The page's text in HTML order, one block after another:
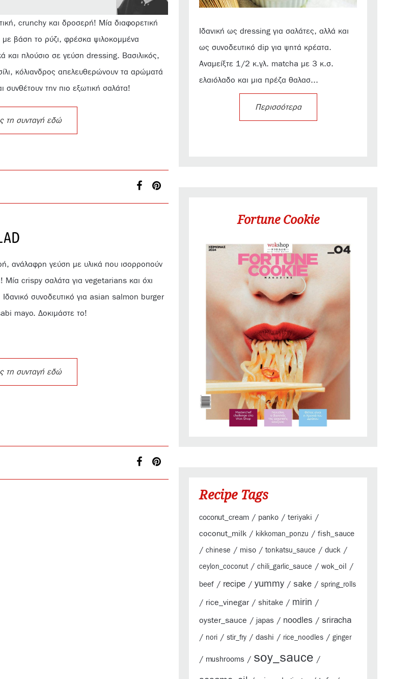
crunchy και δροσερή! Μία διαφορετική
με βάση το ρύζι, φρέσκα ψιλοκομμένα
και πλούσιο σε γεύση dressing. Βασιλικός,
κόλιανδρος απελευθερώνουν τα αρώματά
συνθέτουν την πιο εξωτική σαλάτα!
τη συνταγή εδώ
ανάλαφρη γεύση με υλικά που ισορροπούν
Μία crispy σαλάτα για vegetarians και όχι
συνοδευτικό για asian salmon burger
mayo. Δοκιμάστε το!
τη συνταγή εδώ
Ιδανική ως dressing για σαλάτες, αλλά και
ως συνοδευτικό dip για ψητά κρέατα.
Αναμείξτε 1/2 κ.γλ. matcha με 3 κ.σ.
ελαιόλαδο και μια πρέζα θαλασ...
Περισσότερα
Fortune Cookie
Recipe Tags
coconut_cream / panko / teriyaki /
coconut_milk / kikkoman_ponzu / fish_sauce
/ chinese / miso / tonkatsu_sauce / duck /
ceylon_coconut / chili_garlic_sauce / wok_oil /
beef / recipe / yummy / sake / spring_rolls
/ rice_vinegar/ shitake / mirin /
oyster_sauce / japas / noodles / sriracha
/ nori / stir_fry / dashi / rice_noodles / ginger
/ mushrooms / soy_sauce /